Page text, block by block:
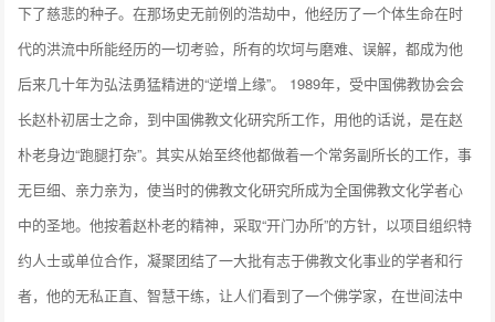
下了慈悲的种子。在那场史无前例的浩劫中，他经历了一个体生命在时
代的洪流中所能经历的一切考验，所有的坎坷与磨难、误解，都成为他
后来几十年为弘法勇猛精进的“逆增上缘”。 1989年，受中国佛教协会会
长赵朴初居士之命，到中国佛教文化研究所工作，用他的话说，是在赵
朴老身边“跑腿打杂”。其实从始至终他都做着一个常务副所长的工作，事
无巨细、亲力亲为，使当时的佛教文化研究所成为全国佛教文化学者心
中的圣地。他按着赵朴老的精神，采取“开门办所”的方针，以项目组织特
约人士或单位合作，凝聚团结了一大批有志于佛教文化事业的学者和行
者，他的无私正直、智慧干练，让人们看到了一个佛学家，在世间法中